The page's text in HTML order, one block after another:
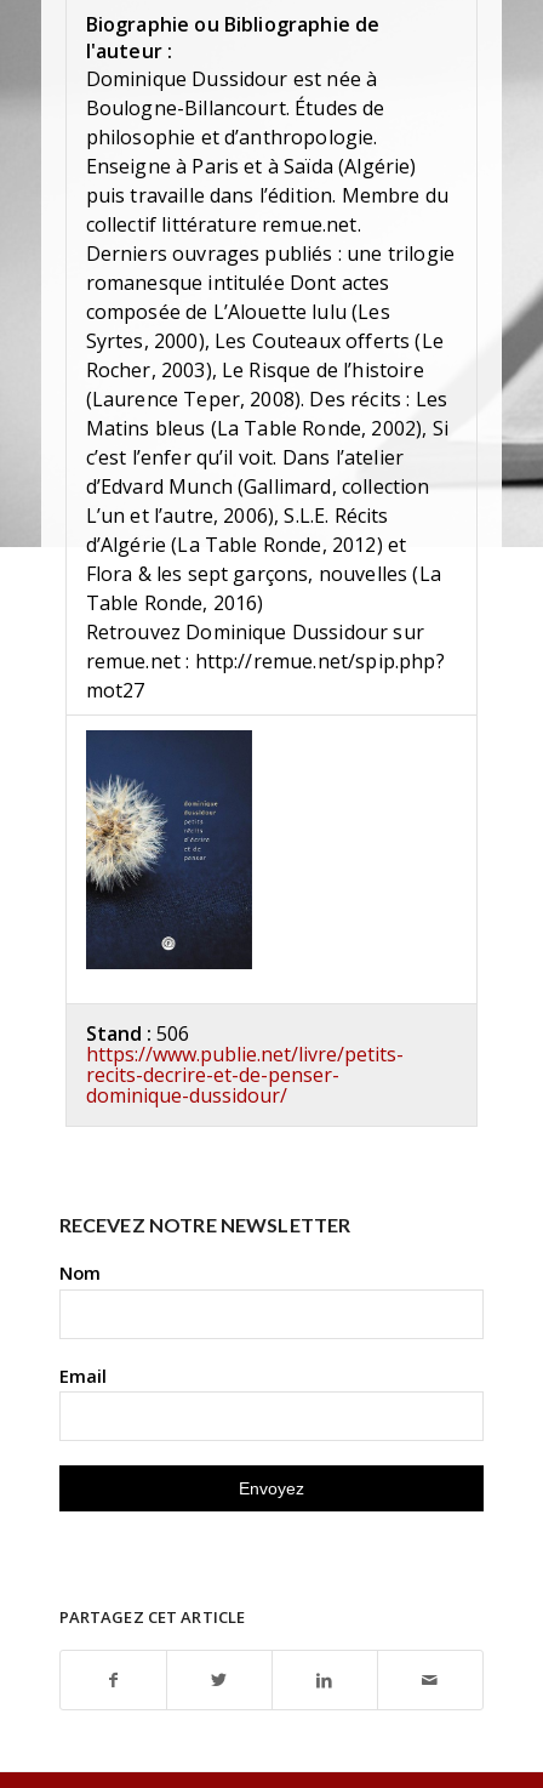
Biographie ou Bibliographie de
l'auteur :
Dominique Dussidour est née à
Boulogne-Billancourt. Études de
philosophie et d’anthropologie.
Enseigne à Paris et à Saïda (Algérie)
puis travaille dans l’édition. Membre du
collectif littérature remue.net.
Derniers ouvrages publiés : une trilogie
romanesque intitulée Dont actes
composée de L’Alouette lulu (Les
Syrtes, 2000), Les Couteaux offerts (Le
Rocher, 2003), Le Risque de l’histoire
(Laurence Teper, 2008). Des récits : Les
Matins bleus (La Table Ronde, 2002), Si
c’est l’enfer qu’il voit. Dans l’atelier
d’Edvard Munch (Gallimard, collection
L’un et l’autre, 2006), S.L.E. Récits
d’Algérie (La Table Ronde, 2012) et
Flora & les sept garçons, nouvelles (La
Table Ronde, 2016)
Retrouvez Dominique Dussidour sur
remue.net : http://remue.net/spip.php?
mot27
Stand : 506
https://www.publie.net/livre/petits-
recits-decrire-et-de-penser-
dominique-dussidour/
RECEVEZ NOTRE NEWSLETTER
Nom
Email
PARTAGEZ CET ARTICLE